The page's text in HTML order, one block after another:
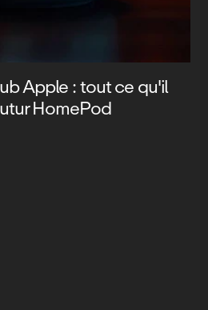
Apple : tout ce qu'il
HomePod